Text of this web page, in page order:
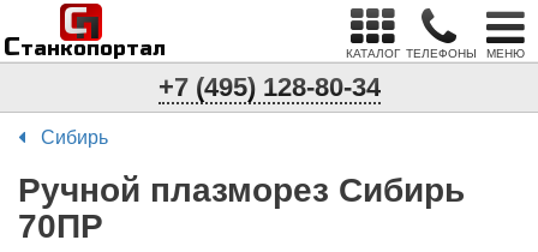
Станкопортал
п
С
КАТАЛОГ ТЕЛЕФОНЫ МЕНЮ
+7 (495) 128-80-34
Сибирь
Ручной плазморез Сибирь
70ПР